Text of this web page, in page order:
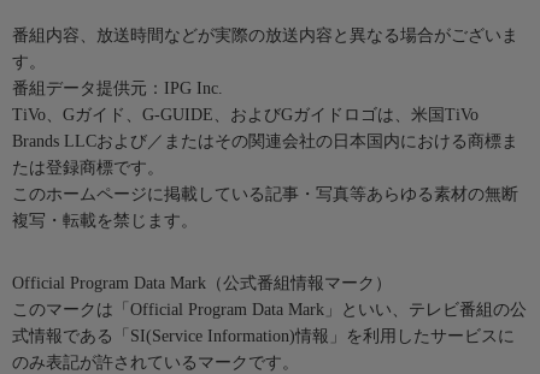
番組内容、放送時間などが実際の放送内容と異なる場合がございま
す。
番組データ提供元：IPG Inc.
TiVo、Gガイド、G-GUIDE、およびGガイドロゴは、米国TiVo
Brands LLCおよび／またはその関連会社の日本国内における商標ま
たは登録商標です。
このホームページに掲載している記事・写真等あらゆる素材の無断
複写・転載を禁じます。
Official Program Data Mark（公式番組情報マーク）
このマークは「Official Program Data Mark」といい、テレビ番組の公
式情報である「SI(Service Information)情報」を利用したサービスに
のみ表記が許されているマークです。